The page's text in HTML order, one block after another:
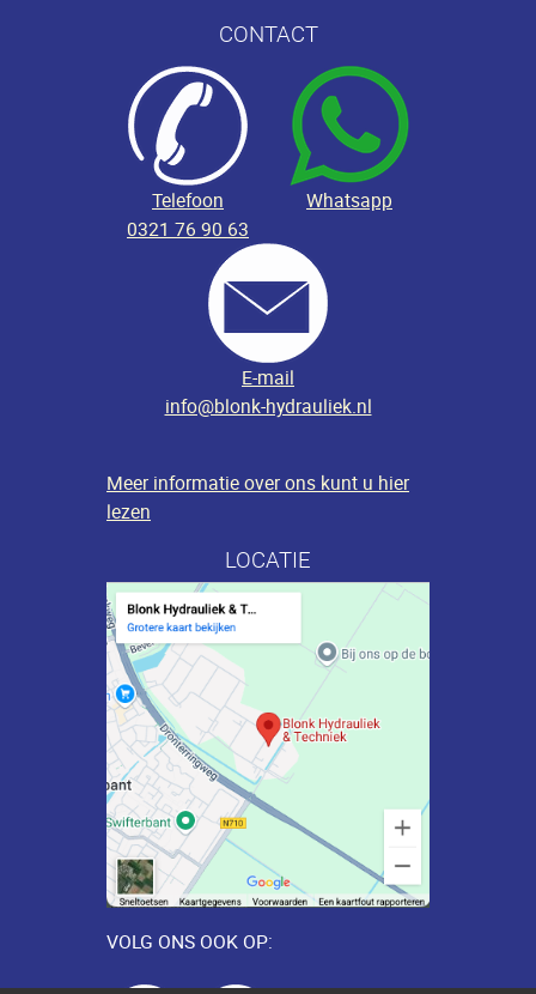
CONTACT
Telefoon
Whatsapp
0321 76 90 63
E-mail
info@blonk-hydrauliek.nl
Meer informatie over ons kunt u hier
lezen
LOCATIE
VOLG ONS OOK OP: